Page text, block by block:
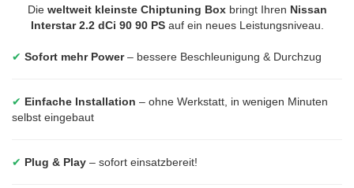
Die weltweit kleinste Chiptuning Boxbringt Ihren Nissan
Interstar 2.2 dCi 90 90 PSauf ein neues Leistungsniveau.
✔ Sofort mehr Power– bessere Beschleunigung & Durchzug
✔ Einfache Installation – ohne Werkstatt, in wenigen Minuten
selbst eingebaut
✔ Plug & Play – sofort einsatzbereit!